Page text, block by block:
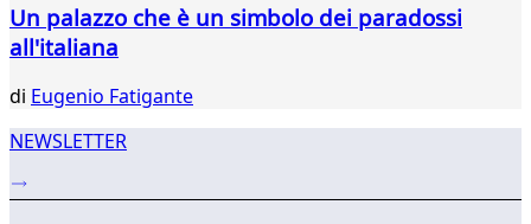
Un palazzo che è un simbolo dei paradossi
all'italiana
di Eugenio Fatigante
NEWSLETTER